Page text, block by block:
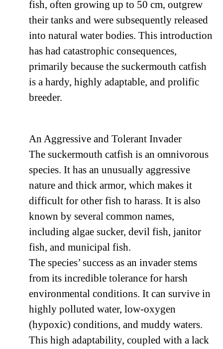
fish, often growing up to 50 cm, outgrew
their tanks and were subsequently released
into natural water bodies. This introduction
has had catastrophic consequences,
primarily because the suckermouth catfish
is a hardy, highly adaptable, and prolific
breeder.
An Aggressive and Tolerant Invader
The suckermouth catfish is an omnivorous
species. It has an unusually aggressive
nature and thick armor, which makes it
difficult for other fish to harass. It is also
known by several common names,
including algae sucker, devil fish, janitor
fish, and municipal fish.
The species’ success as an invader stems
from its incredible tolerance for harsh
environmental conditions. It can survive in
highly polluted water, low-oxygen
(hypoxic) conditions, and muddy waters.
This high adaptability, coupled with a lack